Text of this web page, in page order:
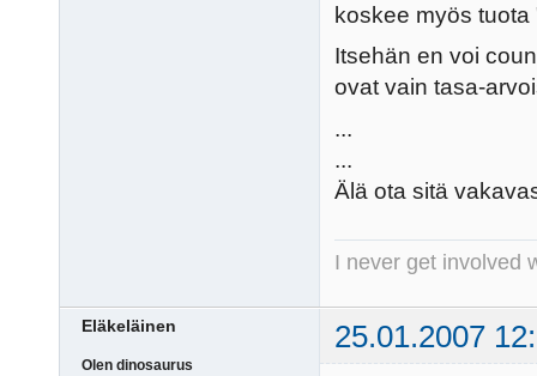
koskee myös
Itsehän en voi
ovat vain tasa-
...
...
Älä ota sitä
I never get involved
Eläkeläinen 25.01.2007
Olen dinosaurus